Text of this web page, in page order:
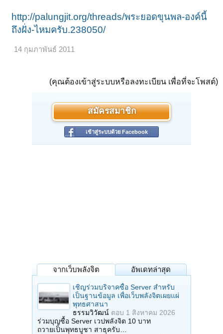
http://palungjit.org/threads/พระยอดขุนพล-องค์นี้
ถึงฝั่ง-ไหมครับ.238050/
14 กุมภาพันธ์ 2011
(คุณต้องเข้าสู่ระบบหรือลงทะเบียน เพื่อที่จะโพสต์)
สมัครสมาชิก
เข้าสู่ระบบด้วย Facebook
จากเว็บพลังจิต อัพเดทล่าสุด
เชิญร่วมบริจาคซื้อ Server สำหรับ
เป็นฐานข้อมูล เพื่อเว็บพลังจิตเผยแผ่
พุทธศาสนา
ธรรมวิวัฒน์ ตอบ 1 สิงหาคม 2026
ร่วมบุญซื้อ Server เวปพลังจิต 10 บาท
ถวายเป็นพุทธบูชา สาธุครับ…